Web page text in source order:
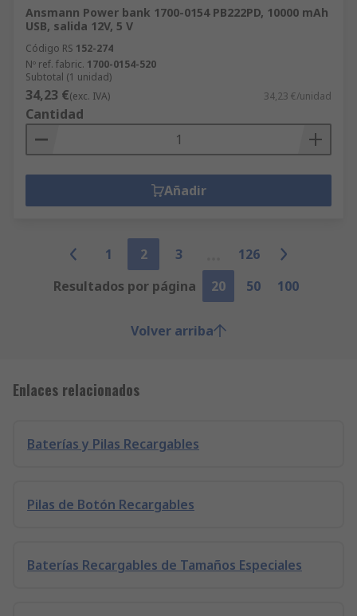
Ansmann Power bank 1700-0154 PB222PD, 10000 mAh
USB, salida 12V, 5 V
Código RS 152-274
Nº ref. fabric. 1700-0154-520
Subtotal (1 unidad)
34,23 €(exc. IVA) 34,23 €/unidad
Cantidad
Añadir
1 2 3
126
Resultados por página
20 50 100
Volver arriba
Enlaces relacionados
Baterías y Pilas Recargables
Pilas de Botón Recargables
Baterías Recargables de Tamaños Especiales